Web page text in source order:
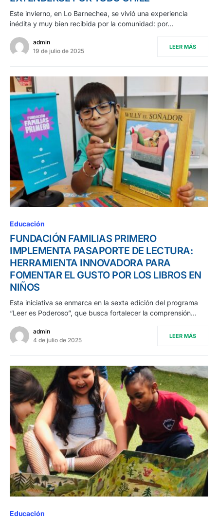
Este invierno, en Lo Barnechea, se vivió una experiencia
inédita y muy bien recibida por la comunidad: por…
admin
19 de julio de 2025
LEER MÁS
Educación
FUNDACIÓN FAMILIAS PRIMERO
IMPLEMENTA PASAPORTE DE LECTURA:
HERRAMIENTA INNOVADORA PARA
FOMENTAR EL GUSTO POR LOS LIBROS EN
NIÑOS
Esta iniciativa se enmarca en la sexta edición del programa
“Leer es Poderoso”, que busca fortalecer la comprensión…
admin
4 de julio de 2025
LEER MÁS
Educación